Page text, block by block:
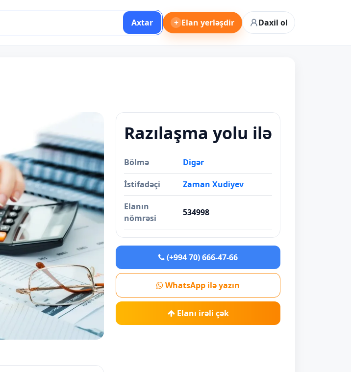
Axtar + Elan yerləşdir Daxil ol
Razılaşma yolu ilə
Bölmə Digər
İstifadəçi Zaman Xudiyev
Elanın
nömrəsi
534998
(+994 70) 666-47-66
WhatsApp ilə yazın
Elanı irəli çək